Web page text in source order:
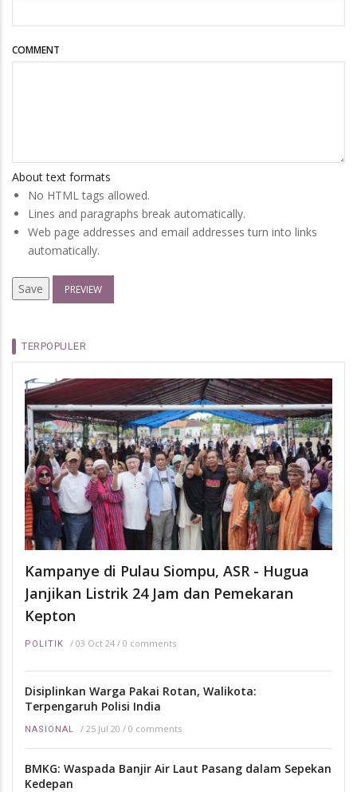
COMMENT
About text formats
No HTML tags allowed.
Lines and paragraphs break automatically.
Web page addresses and email addresses turn into links
automatically.
TERPOPULER
Kampanye di Pulau Siompu, ASR - Hugua
Janjikan Listrik 24 Jam dan Pemekaran
Kepton
POLITIK / 03 Oct 24 / 0 comments
Disiplinkan Warga Pakai Rotan, Walikota:
Terpengaruh Polisi India
NASIONAL / 25 Jul 20 / 0 comments
BMKG: Waspada Banjir Air Laut Pasang dalam Sepekan
Kedepan